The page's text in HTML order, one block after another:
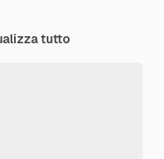
tutto